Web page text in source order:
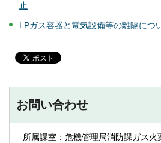
止
LPガス容器と電気設備等の離隔につ
お問い合わせ
所属課室：危機管理局消防課ガス火